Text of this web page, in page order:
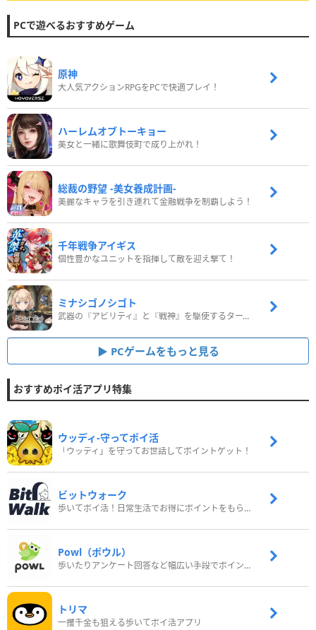
PCで遊べるおすすめゲーム
原神
大人気アクションRPGをPCで快適プレイ！
ハーレムオブトーキョー
美女と一緒に歌舞伎町で成り上がれ！
総裁の野望 -美女養成計画-
美麗なキャラを引き連れて金融戦争を制覇しよう！
千年戦争アイギス
個性豊かなユニットを指揮して敵を迎え撃て！
ミナシゴノシゴト
武器の『アビリティ』と『戦神』を駆使するターン制コマンドバトルRPG！
PCゲームをもっと見る
おすすめポイ活アプリ特集
ウッディ‐守ってポイ活
「ウッディ」を守ってお世話してポイントゲット！
ビットウォーク
歩いてポイ活！日常生活でお得にポイントをもらおう
Powl（ポウル）
歩いたりアンケート回答など幅広い手段でポイントをゲット
トリマ
一攫千金も狙える歩いてポイ活アプリ